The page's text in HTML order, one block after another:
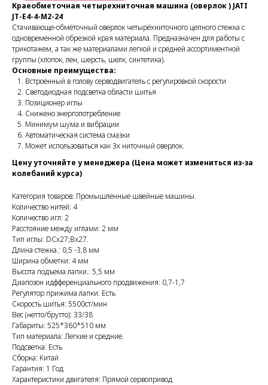
Краеобметочная четырехниточная машина (оверлок ) JATI
JT-E4-4-M2-24
Стачивающе-обмёточный оверлок четырёхниточного цепного стежка с
одновременной обрезкой края материала. Предназначен для работы с
трикотажем, а так же материалами легкой и средней ассортиментной
группы (хлопок, лен, шерсть, шелк, синтетика).
Основные преимущества:
Встроенный в голову серводвигатель с регулировкой скорости
Светодиодная подсветка области шитья
Позиционер иглы
Снижено энергопотребление
Минимум шума и вибрации
Автоматическая система смазки
Может использоваться как 3х ниточный оверлок.
Цену уточняйте у менеджера (Цена может измениться из-за
колебаний курса)
Категория товаров: Промышленные швейные машины.
Количество нитей: 4
Количество игл: 2
Расстояние между иглами: 2 мм
Тип иглы: DCx27;Bx27.
Длина стежка.: 0,5 -3,8 мм
Ширина обметки: 4 мм
Высота подъема лапки.: 5,5 мм
Диапозон идфференциального продвижения: 0,7-1,7
Регулятор прижима лапки: Есть
Скорость шитья: 5500ст/мин
Вес (нетто/брутто): 33/38
Габариты: 525*360*510 мм
Тип материала: Легкие и средние.
Подсветка: Есть
Сборка: Китай
Гарантия: 1 Год
Характеристики двигателя: Прямой сервопривод